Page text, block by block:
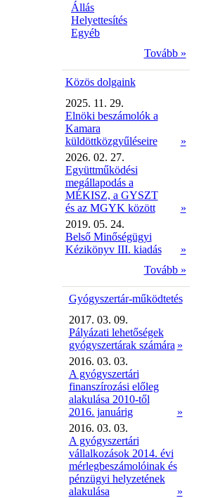
Állás
Helyettesítés
Egyéb
Tovább »
Közös dolgaink
2025. 11. 29.
Elnöki beszámolók a
Kamara
küldöttközgyűléseire
»
2026. 02. 27.
Együttműködési
megállapodás a
MÉKISZ, a GYSZT
és az MGYK között
»
2019. 05. 24.
Belső Minőségügyi
Kézikönyv III. kiadás
»
Tovább »
Gyógyszertár-működtetés
2017. 03. 09.
Pályázati lehetőségek
gyógyszertárak számára »
2016. 03. 03.
A gyógyszertári
finanszírozási előleg
alakulása 2010-től
2016. januárig
»
2016. 03. 03.
A gyógyszertári
vállalkozások 2014. évi
mérlegbeszámolóinak és
pénzügyi helyzetének
alakulása
»